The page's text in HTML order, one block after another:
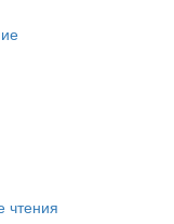
чтения